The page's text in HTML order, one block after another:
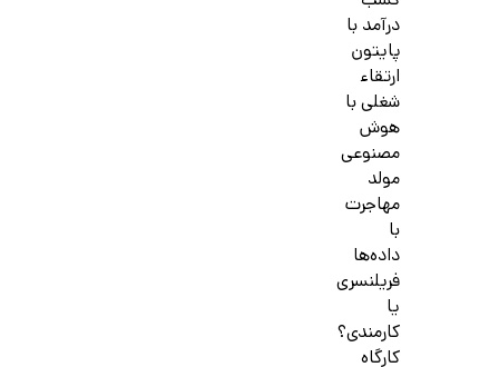
درآمد با
پایتون
ارتقاء
شغلی با
هوش
مصنوعی
مولد
مهاجرت
با
داده‌ها
فریلنسری
یا
کارمندی؟
کارگاه